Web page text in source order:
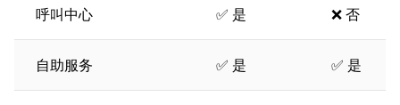
呼叫中心 ✅ 是 ❌ 否
自助服务 ✅ 是 ✅ 是